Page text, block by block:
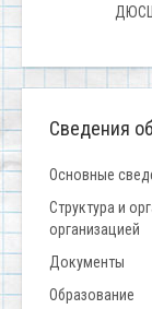
Сведения
Основные
Структура и
организацией
Документы
Образование